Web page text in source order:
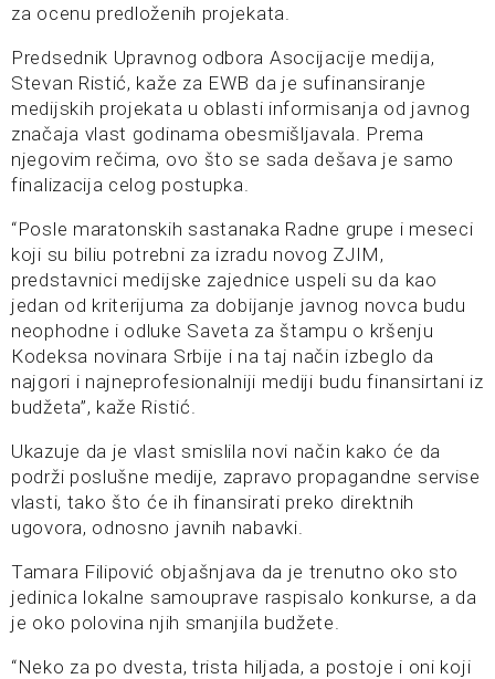
za ocenu predloženih projekata.
Predsednik Upravnog odbora Asocijacije medija,
Stevan Ristić, kaže za EWB da je sufinansiranje
medijskih projekata u oblasti informisanja od javnog
značaja vlast godinama obesmišljavala. Prema
njegovim rečima, ovo što se sada dešava je samo
finalizacija celog postupka.
“Posle maratonskih sastanaka Radne grupe i meseci
koji su biliu potrebni za izradu novog ZJIM,
predstavnici medijske zajednice uspeli su da kao
jedan od kriterijuma za dobijanje javnog novca budu
neophodne i odluke Saveta za štampu o kršenju
Кodeksa novinara Srbije i na taj način izbeglo da
najgori i najneprofesionalniji mediji budu finansirtani iz
budžeta”, kaže Ristić.
Ukazuje da je vlast smislila novi način kako će da
podrži poslušne medije, zapravo propagandne servise
vlasti, tako što će ih finansirati preko direktnih
ugovora, odnosno javnih nabavki.
Tamara Filipović objašnjava da je trenutno oko sto
jedinica lokalne samouprave raspisalo konkurse, a da
je oko polovina njih smanjila budžete.
“Neko za po dvesta, trista hiljada, a postoje i oni koji